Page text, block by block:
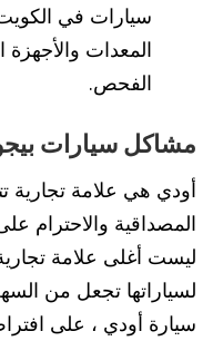
سيارات في
المعدات
الفحص.
مشاكل سيارات
أودي هي علامة تجارية
المصداقية والاحترام
ليست أغلى علامة
لسياراتها تجعل من
سيارة أودي ، على